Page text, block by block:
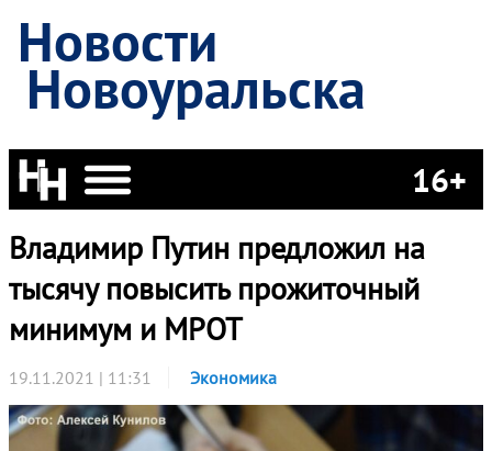
Новости
Новоуральска
16+
Владимир Путин предложил на
тысячу повысить прожиточный
минимум и МРОТ
19.11.2021 | 11:31 Экономика